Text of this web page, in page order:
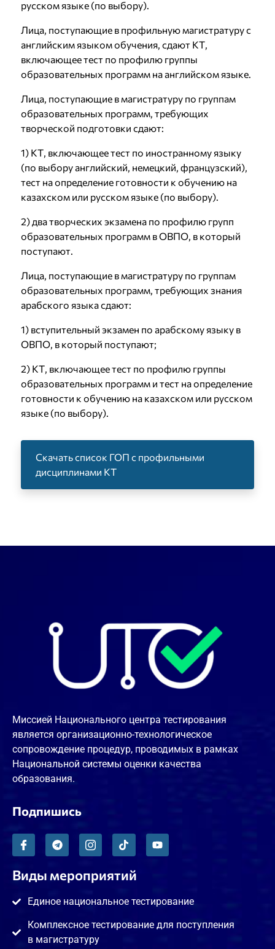
русском языке (по выбору).
Лица, поступающие в профильную магистратуру с
английским языком обучения, сдают КТ,
включающее тест по профилю группы
образовательных программ на английском языке.
Лица, поступающие в магистратуру по группам
образовательных программ, требующих
творческой подготовки сдают:
1) КТ, включающее тест по иностранному языку
(по выбору английский, немецкий, французский),
тест на определение готовности к обучению на
казахском или русском языке (по выбору).
2) два творческих экзамена по профилю групп
образовательных программ в ОВПО, в который
поступают.
Лица, поступающие в магистратуру по группам
образовательных программ, требующих знания
арабского языка сдают:
1) вступительный экзамен по арабскому языку в
ОВПО, в который поступают;
2) КТ, включающее тест по профилю группы
образовательных программ и тест на определение
готовности к обучению на казахском или русском
языке (по выбору).
Скачать список ГОП с профильными
дисциплинами КТ
Миссией Национального центра тестирования
является организационно-технологическое
сопровождение процедур, проводимых в рамках
Национальной системы оценки качества
образования.
Подпишись
Виды мероприятий
Единое национальное тестирование
Комплексное тестирование для поступления
в магистратуру